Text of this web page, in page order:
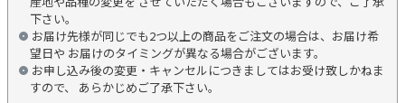
下さい。
お届け先様が同じでも2つ以上の商品をご注文の場合は、お届け希
望日や お届けのタイミングが異なる場合がございます。
お申し込み後の変更・キャンセルにつきましてはお受け致しかねま
すので、 あらかじめご了承下さい。